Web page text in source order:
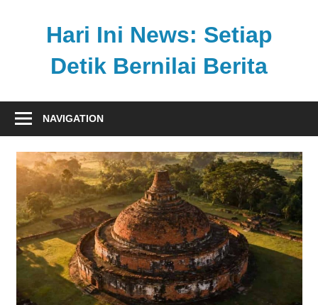
Hari Ini News: Setiap
Detik Bernilai Berita
nasional
internasional
tercepat
tanpa
henti
NAVIGATION